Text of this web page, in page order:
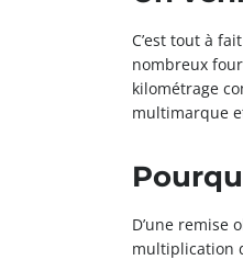
C’est tout à
nombreux
kilométrage
multimarque
D’une remise
multiplication